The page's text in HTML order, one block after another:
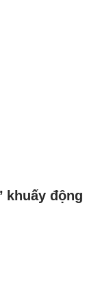
khuấy động